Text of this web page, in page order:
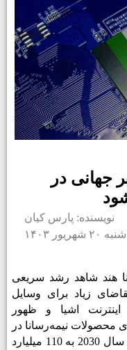
جهانی در
نویسنده: پارس کیان
۱۴۰۳
هند شاهد رشد سریعی
زیاد برای وسایل
اینترنت اشیا و ظهور
محصولات نیمه­‌رسانا در
هند تا سال 2026 به 80 میلیارد دلار و تا سال 2030 به 110 میلیارد